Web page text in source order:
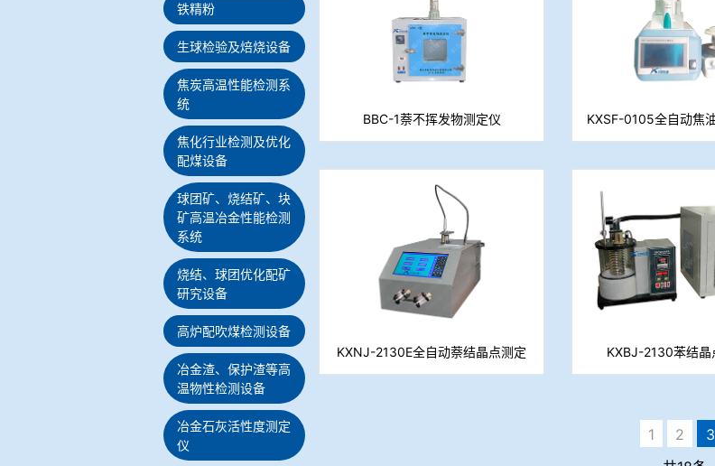
铁精粉
生球检验及焙烧设备
焦炭高温性能检测系
统
焦化行业检测及优化
配煤设备
球团矿、烧结矿、块
矿高温冶金性能检测
系统
烧结、球团优化配矿
研究设备
高炉配吹煤检测设备
冶金渣、保护渣等高
温物性检测设备
冶金石灰活性度测定
仪
BBC-1萘不挥发物测定仪
KXSF-0105全自动焦
(容量法)
KXNJ-2130E全自动萘结晶点测定
仪
KXBJ-2130苯结晶
1 2
3